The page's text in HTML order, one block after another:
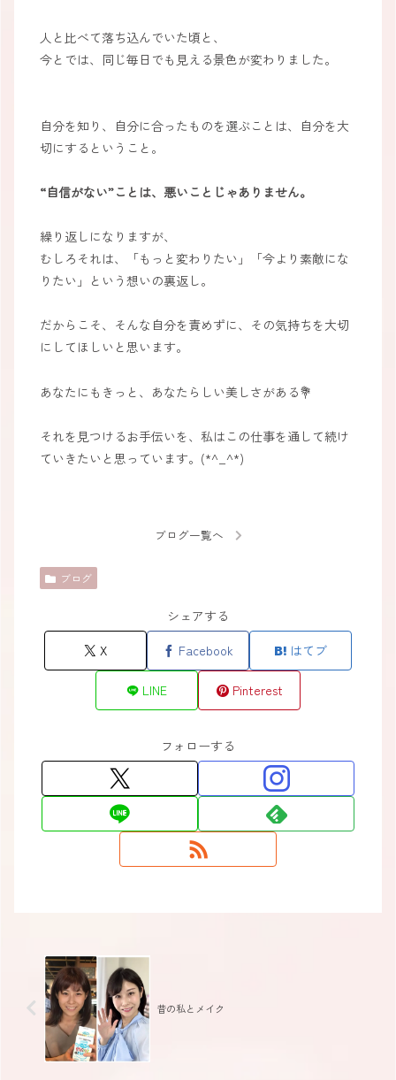
人と比べて落ち込んでいた頃と、
今とでは、同じ毎日でも見える景色が変わりました。
自分を知り、自分に合ったものを選ぶことは、自分を大
切にするということ。
“自信がない”ことは、悪いことじゃありません。
繰り返しになりますが、
むしろそれは、「もっと変わりたい」「今より素敵にな
りたい」という想いの裏返し。
だからこそ、そんな自分を責めずに、その気持ちを大切
にしてほしいと思います。
あなたにもきっと、あなたらしい美しさがある💐
それを見つけるお手伝いを、私はこの仕事を通して続け
ていきたいと思っています。(*^_^*)
ブログ一覧へ
ブログ
シェアする
X
Facebook はてブ
LINE Pinterest
フォローする
昔の私とメイク